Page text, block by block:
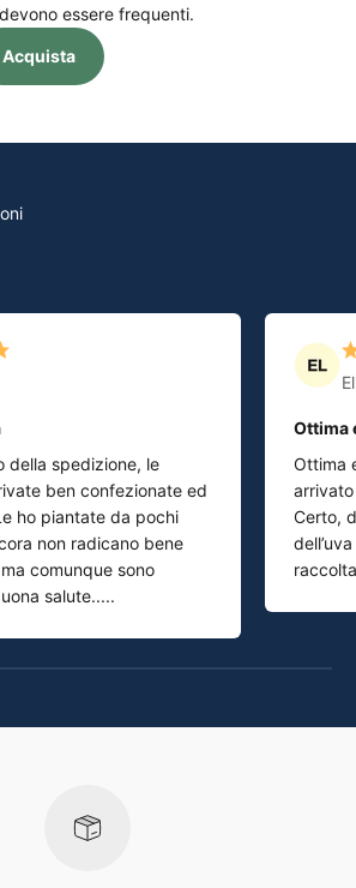
essere frequenti.
Acquista
della spedizione, le
ben confezionate ed
ho piantate da pochi
non radicano bene
comunque sono
salute.....
Ottima
Ottima
Certo,